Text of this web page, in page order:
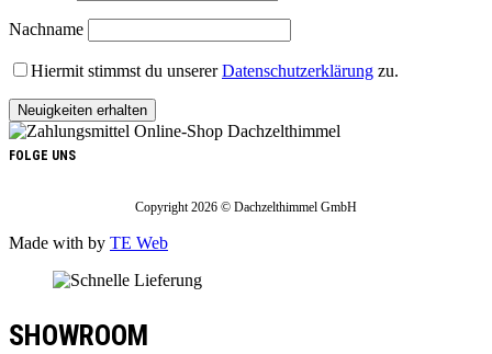
Nachname
Hiermit stimmst du unsererDatenschutzerklärung zu.
FOLGE UNS
Copyright 2026 © Dachzelthimmel GmbH
Made with by TE Web
SHOWROOM